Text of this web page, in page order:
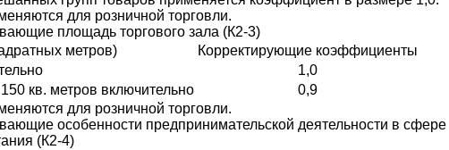
для розничной торговли.
площадь торгового зала (К2-3)
метров)
Корректирующие коэффициенты
1,0
кв. метров включительно
0,9
для розничной торговли.
особенности предпринимательской деятельности в сфере
(К2-4)